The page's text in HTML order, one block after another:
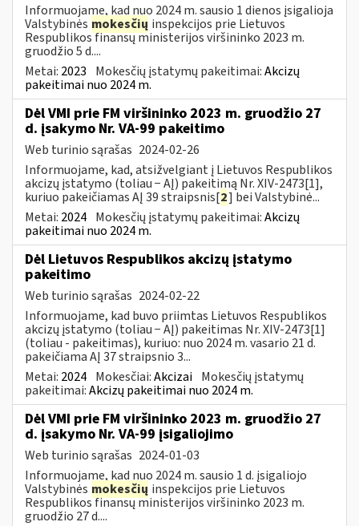
Informuojame, kad nuo 2024 m. sausio 1 dienos įsigalioja
Valstybinės mokesčių inspekcijos prie Lietuvos
Respublikos finansų ministerijos viršininko 2023 m.
gruodžio 5 d....
Metai: 2023 Mokesčių įstatymų pakeitimai:Akcizų
pakeitimai nuo 2024 m.
Dėl VMI prie FM viršininko 2023 m. gruodžio 27
d. įsakymo Nr. VA-99 pakeitimo
Web turinio sąrašas 2024-02-26
Informuojame, kad, atsižvelgiant į Lietuvos Respublikos
akcizų įstatymo (toliau − AĮ) pakeitimą Nr. XIV-2473[1],
kuriuo pakeičiamas AĮ 39 straipsnis[2] bei Valstybinė...
Metai: 2024 Mokesčių įstatymų pakeitimai:Akcizų
pakeitimai nuo 2024 m.
Dėl Lietuvos Respublikos akcizų įstatymo
pakeitimo
Web turinio sąrašas 2024-02-22
Informuojame, kad buvo priimtas Lietuvos Respublikos
akcizų įstatymo (toliau − AĮ) pakeitimas Nr. XIV-2473[1]
(toliau - pakeitimas), kuriuo: nuo 2024 m. vasario 21 d.
pakeičiama AĮ 37 straipsnio 3...
Metai: 2024 Mokesčiai:Akcizai Mokesčių įstatymų
pakeitimai:Akcizų pakeitimai nuo 2024 m.
Dėl VMI prie FM viršininko 2023 m. gruodžio 27
d. įsakymo Nr. VA-99 įsigaliojimo
Web turinio sąrašas 2024-01-03
Informuojame, kad nuo 2024 m. sausio 1 d. įsigaliojo
Valstybinės mokesčių inspekcijos prie Lietuvos
Respublikos finansų ministerijos viršininko 2023 m.
gruodžio 27 d....